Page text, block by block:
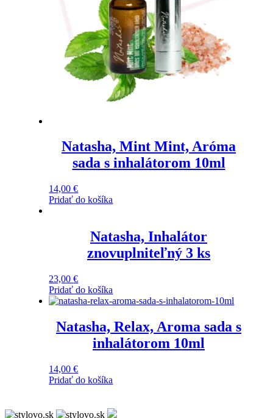
Natasha, Mint Mint, Aróma
sada s inhalátorom 10ml
14,00€
Pridať do košíka
Natasha, Inhalátor
znovuplniteľný 3 ks
23,00€
Pridať do košíka
Natasha, Relax, Aroma sada s
inhalátorom 10ml
14,00€
Pridať do košíka